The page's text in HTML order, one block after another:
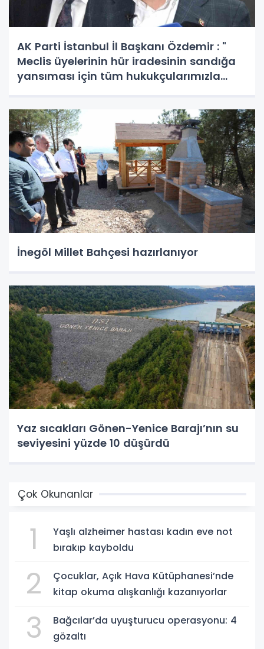
AK Parti İstanbul İl Başkanı Özdemir : "
Meclis üyelerinin hür iradesinin sandığa
yansıması için tüm hukukçularımızla
İnegöl Millet Bahçesi hazırlanıyor
Yaz sıcakları Gönen-Yenice Barajı’nın su
seviyesini yüzde 10 düşürdü
Çok Okunanlar
1
Yaşlı alzheimer hastası kadın eve not
bırakıp kayboldu
2
Çocuklar, Açık Hava Kütüphanesi’nde
kitap okuma alışkanlığı kazanıyorlar
3
Bağcılar’da uyuşturucu operasyonu: 4
gözaltı